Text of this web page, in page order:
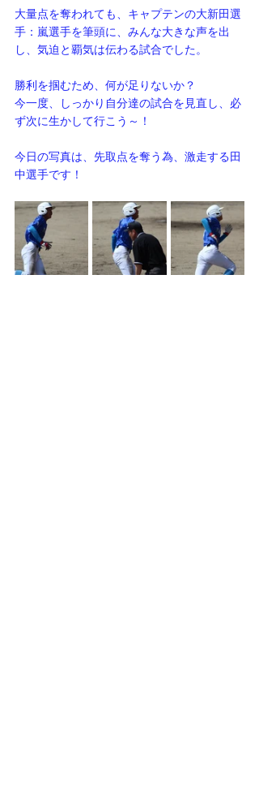
大量点を奪われても、キャプテンの大新田選
手：嵐選手を筆頭に、みんな大きな声を出
し、気迫と覇気は伝わる試合でした。
勝利を掴むため、何が足りないか？
今一度、しっかり自分達の試合を見直し、必
ず次に生かして行こう～！
今日の写真は、先取点を奪う為、激走する田
中選手です！